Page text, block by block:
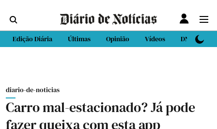
Edição Diária Últimas Opinião Vídeos DN Sport
diario-de-noticias
Carro mal-estacionado? Já pode
fazer queixa com esta app